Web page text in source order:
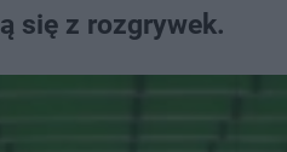
się z rozgrywek.